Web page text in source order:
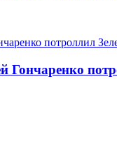
Гончаренко